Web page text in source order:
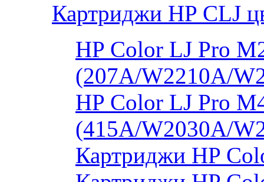
Картриджи HP CLJ
HP Color LJ Pro
(207A/W2210A/
HP Color LJ Pro
(415A/W2030A/
Картриджи HP